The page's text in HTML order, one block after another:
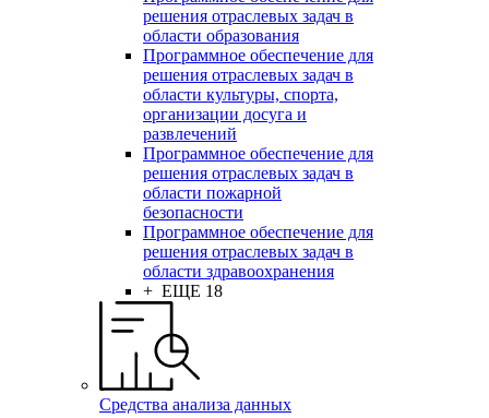
решения отраслевых задач в
области образования
Программное обеспечение для
решения отраслевых задач в
области культуры, спорта,
организации досуга и
развлечений
Программное обеспечение для
решения отраслевых задач в
области пожарной
безопасности
Программное обеспечение для
решения отраслевых задач в
области здравоохранения
+ ЕЩЕ 18
Средства анализа данных